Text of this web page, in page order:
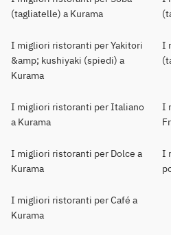
(tagliatelle) a Kurama
I migliori ristoranti per Yakitori
&amp; kushiyaki (spiedi) a
Kurama
I
I migliori ristoranti per Italiano
a Kurama
I
I migliori ristoranti per Dolce a
Kurama
I
I migliori ristoranti per Café a
Kurama